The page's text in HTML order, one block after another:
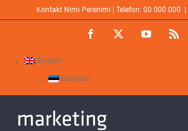
Kontakt Nimi Perenimi | Telefon: 00 000 000
Facebook YouTubeRss
English
Estonian